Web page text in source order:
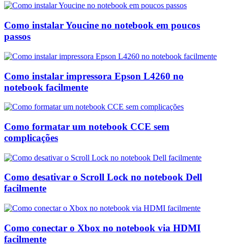
Como instalar Youcine no notebook em poucos
passos
Como instalar impressora Epson L4260 no
notebook facilmente
Como formatar um notebook CCE sem
complicações
Como desativar o Scroll Lock no notebook Dell
facilmente
Como conectar o Xbox no notebook via HDMI
facilmente